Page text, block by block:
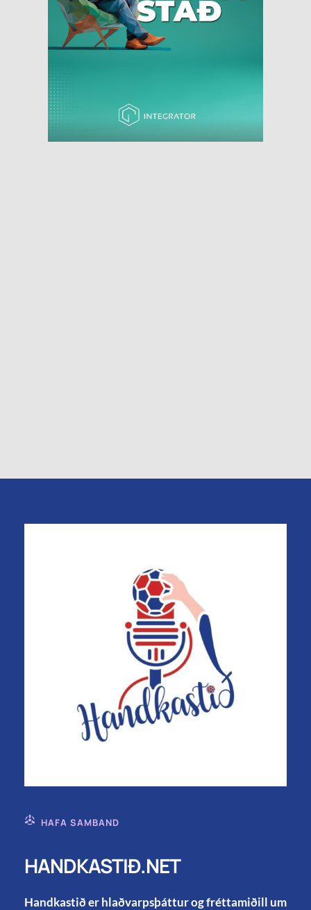
HAFA SAMBAND
HANDKASTIÐ.NET
Handkastið er hlaðvarpsþáttur og fréttamiðill um